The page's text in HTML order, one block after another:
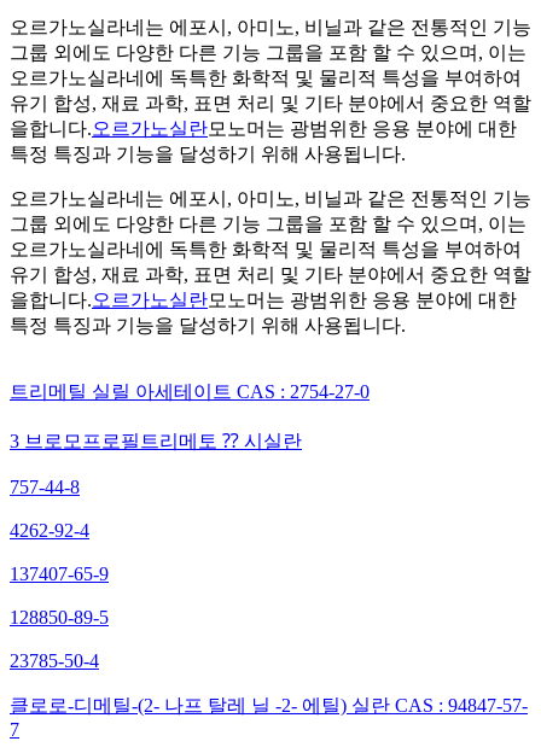
오르가노실라네는 에포시, 아미노, 비닐과 같은 전통적인 기능
그룹 외에도 다양한 다른 기능 그룹을 포함 할 수 있으며, 이는
오르가노실라네에 독특한 화학적 및 물리적 특성을 부여하여
유기 합성, 재료 과학, 표면 처리 및 기타 분야에서 중요한 역할
을합니다.오르가노실란모노머는 광범위한 응용 분야에 대한
특정 특징과 기능을 달성하기 위해 사용됩니다.
오르가노실라네는 에포시, 아미노, 비닐과 같은 전통적인 기능
그룹 외에도 다양한 다른 기능 그룹을 포함 할 수 있으며, 이는
오르가노실라네에 독특한 화학적 및 물리적 특성을 부여하여
유기 합성, 재료 과학, 표면 처리 및 기타 분야에서 중요한 역할
을합니다.오르가노실란모노머는 광범위한 응용 분야에 대한
특정 특징과 기능을 달성하기 위해 사용됩니다.
트리메틸 실릴 아세테이트 CAS : 2754-27-0
3 브로모프로필트리메토 ⁇ 시실란
757-44-8
4262-92-4
137407-65-9
128850-89-5
23785-50-4
클로로-디메틸-(2- 나프 탈레 닐 -2- 에틸) 실란 CAS : 94847-57-
7